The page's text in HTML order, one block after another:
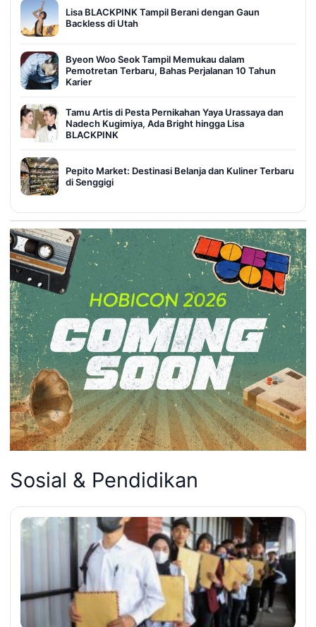
Lisa BLACKPINK Tampil Berani dengan Gaun
Backless di Utah
Byeon Woo Seok Tampil Memukau dalam
Pemotretan Terbaru, Bahas Perjalanan 10 Tahun
Karier
Tamu Artis di Pesta Pernikahan Yaya Urassaya dan
Nadech Kugimiya, Ada Bright hingga Lisa
BLACKPINK
Pepito Market: Destinasi Belanja dan Kuliner Terbaru
di Senggigi
Sosial & Pendidikan